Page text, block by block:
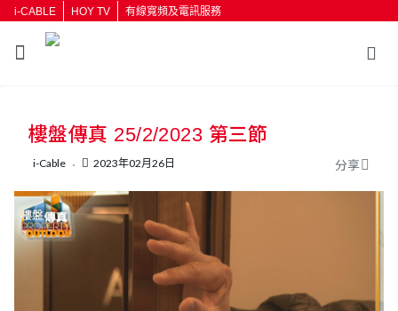
i-CABLE HOY TV 有線寬頻及電訊服務
按輸入鍵開始搜尋
樓盤傳真 25/2/2023 第三節
i-Cable 2023年02月26日 分享